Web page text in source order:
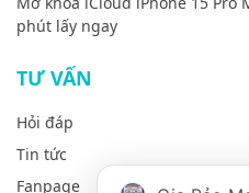
phút lấy ngay
TƯ VẤN
Hỏi đáp
Tin tức
Fanpage